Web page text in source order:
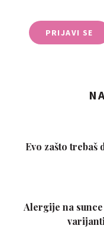
PRIJAVI SE
Evo zašto trebaš
Alergije na